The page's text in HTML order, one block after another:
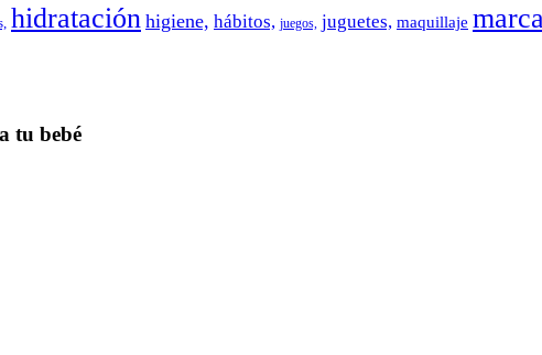
hidratación higiene, hábitos, juegos, juguetes, maquillaje
tu bebé